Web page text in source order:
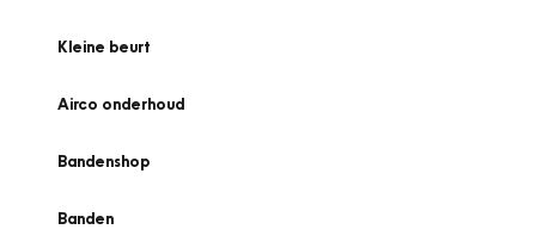
Kleine beurt
Airco onderhoud
Bandenshop
Banden